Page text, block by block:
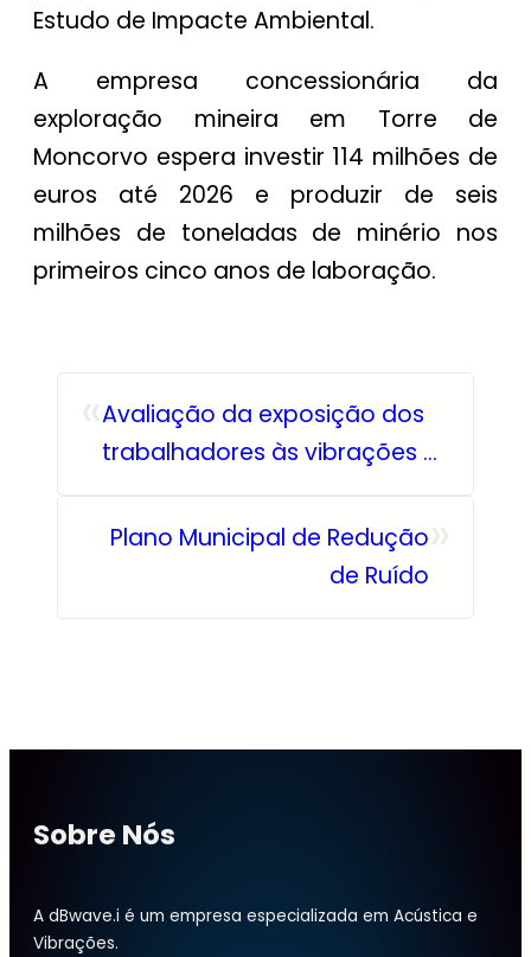
Estudo de Impacte Ambiental.
A empresa concessionária da
exploração mineira em Torre de
Moncorvo espera investir 114 milhões de
euros até 2026 e produzir de seis
milhões de toneladas de minério nos
primeiros cinco anos de laboração.
Avaliação da exposição dos
trabalhadores às vibrações –
transmitida ao laboratório de
ensaios pode influenciar o
Plano Municipal de Redução
de Ruído
Sobre Nós
A dBwave.i é um empresa especializada em Acústica e
Vibrações.